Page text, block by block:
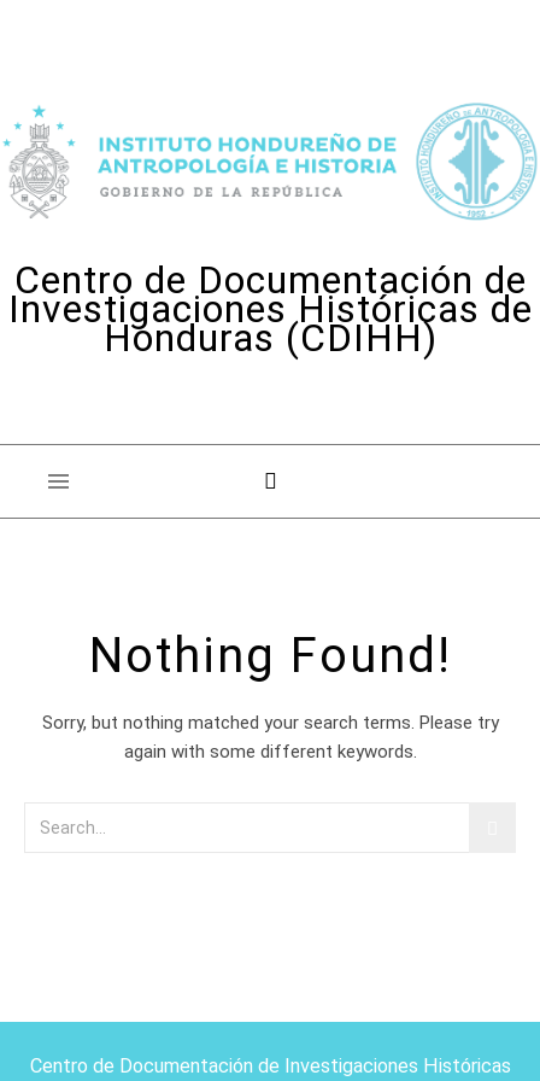
Centro de Documentación de
Investigaciones Históricas de
Honduras (CDIHH)
Nothing Found!
Sorry, but nothing matched your search terms. Please try
again with some different keywords.
Centro de Documentación de Investigaciones Históricas